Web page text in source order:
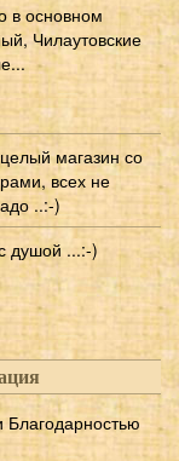
в основном
Чилаутовские
магазин со
всех не
..:-)
душой ...:-)
Благодарностью